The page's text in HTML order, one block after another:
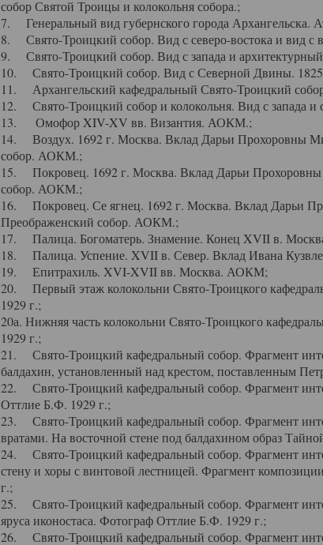
собор Святой Троицы и колокольня собора.;
7. Генеральный вид губернского города Архангельска.
8. Свято-Троицкий собор. Вид с северо-востока и вид с
9. Свято-Троицкий собор. Вид с запада и
10. Свято-Троицкий собор. Вид с Северной Двины.
11. Архангельский кафедральный Свято-Троицкий
12. Свято-Троицкий собор и колокольня. Вид с запада и
13. Омофор XIV-XV вв. Византия. АОКМ.;
14. Воздух. 1692 г. Москва. Вклад Дарьи Прохоровны
собор. АОКМ.;
15. Покровец. 1692 г. Москва. Вклад Дарьи
собор. АОКМ.;
16. Покровец. Се ягнец. 1692 г. Москва. Вклад Дарьи
Преображенский собор. АОКМ.;
17. Палица. Богоматерь. Знамение. Конец XVII в.
18. Палица. Успение. XVII в. Север. Вклад Ивана
19. Епитрахиль. XVI-XVII вв. Москва. АОКМ;
20. Первый этаж колокольни Свято-Троицкого
1929 г.;
20а. Нижняя часть колокольни Свято-Троицкого
1929 г.;
21. Свято-Троицкий кафедральный собор. Фрагмент
балдахин, установленный над крестом, поставленным
22. Свято-Троицкий кафедральный собор. Фрагмент
Оттлие Б.Ф. 1929 г.;
23. Свято-Троицкий кафедральный собор. Фрагмент
вратами. На восточной стене под балдахином образ
24. Свято-Троицкий кафедральный собор. Фрагмент
стену и хоры с винтовой лестницей. Фрагмент
г.;
25. Свято-Троицкий кафедральный собор. Фрагмент
яруса иконостаса. Фотограф Оттлие Б.Ф. 1929 г.;
26. Свято-Троицкий кафедральный собор. Фрагмент